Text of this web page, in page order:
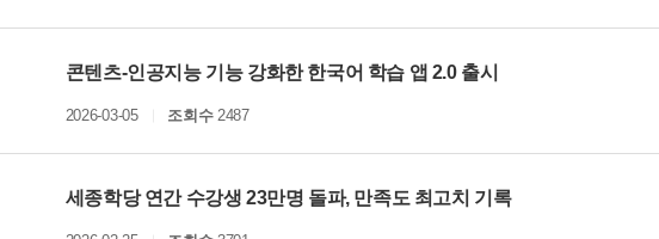
콘텐츠-인공지능 기능 강화한 한국어 학습 앱 2.0 출시
2026-03-05 조회수2487
세종학당 연간 수강생 23만명 돌파, 만족도 최고치 기록